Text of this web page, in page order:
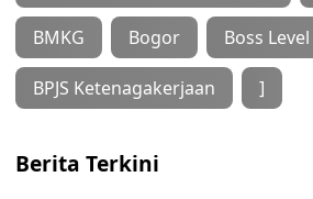
BMKG Bogor Boss Level
BPJS Ketenagakerjaan ]
Berita Terkini